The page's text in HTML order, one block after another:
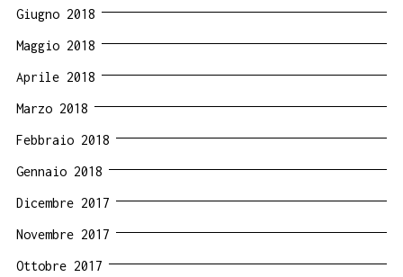
Giugno 2018
Maggio 2018
Aprile 2018
Marzo 2018
Febbraio 2018
Gennaio 2018
Dicembre 2017
Novembre 2017
Ottobre 2017